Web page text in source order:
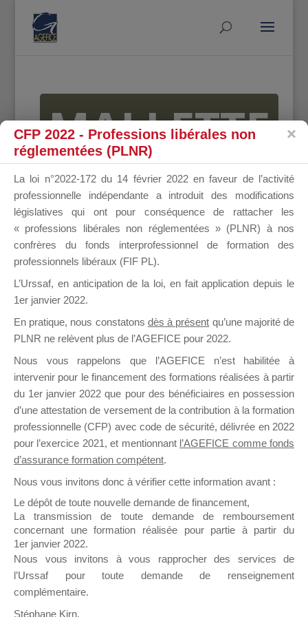
MALLETTE
DU
DIRIGEANT
il y a un mois
Ce groupe est destiné aux Organismes de
Formation qui souhaitent répondre à l’Appel à
Propositions Mallette du Dirigeant.
Ce groupe propose un forum dédié au support
sur lequel il est possible de laisser un message
ou poser une question.
NB : Il est nécessaire d’être
pouvoir rejoindre ce groupe
CFP 2022 - Professions libérales non
réglementées (PLNR)
La loi n°2022-172 du 14 février 2022 en faveur de l’activité
professionnelle indépendante a introduit des modifications
législatives qui ont pour conséquence de rattacher les
« professions libérales non réglementées » (PLNR) à nos
confrères du fonds interprofessionnel de formation des
professionnels libéraux (FIF PL).
L’Urssaf, en anticipation de la loi, en fait application depuis le
1er janvier 2022.
En pratique, nous constatons dès à présent qu’une majorité de
PLNR ne relèvent plus de l’AGEFICE pour 2022.
Nous vous rappelons que l’AGEFICE n’est habilitée à
intervenir pour le financement des formations réalisées à partir
du 1er janvier 2022 que pour des bénéficiaires en possession
d’une attestation de versement de la contribution à la formation
professionnelle (CFP) avec code de sécurité, délivrée en 2022
pour l’exercice 2021, et mentionnant l’AGEFICE comme fonds
d’assurance formation compétent.
Nous vous invitons donc à vérifier cette information avant :
Le dépôt de toute nouvelle demande de financement,
La transmission de toute demande de remboursement
concernant une formation réalisée pour partie à partir du
1er janvier 2022.
Nous vous invitons à vous rapprocher des services de
l’Urssaf pour toute demande de renseignement
complémentaire.
Stéphane Kirn,